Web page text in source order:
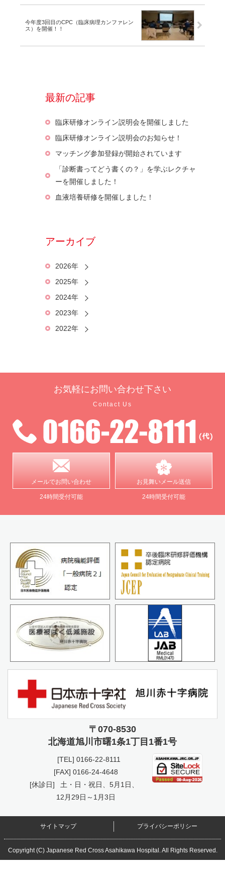
今年度3回目のCPC（臨床病理カンファレン
ス）を開催！！
最新の記事
臨床研修オンライン説明会を開催しました
臨床研修オンライン説明会のお知らせ！
マッチング参加登録が開始されています
「診断書ってどう書くの？」を学ぶレクチャ
ーを開催しました！
血液培養研修を開催しました！
アーカイブ
2026年
2025年
2024年
2023年
2022年
お気軽にお問い合わせ下さい
Contact Us
メールでお問い合わせ
24時間受付可能
お見舞いメール送信
24時間受付可能
〒070-8530
北海道旭川市曙1条1丁目1番1号
[TEL] 0166-22-8111
[FAX] 0166-24-4648
[休診日]
土・日・祝日、5月1日、
12月29日～1月3日
サイトマップ プライバシーポリシー
Copyright (C) Japanese Red Cross Asahikawa Hospital. All Rights Reserved.